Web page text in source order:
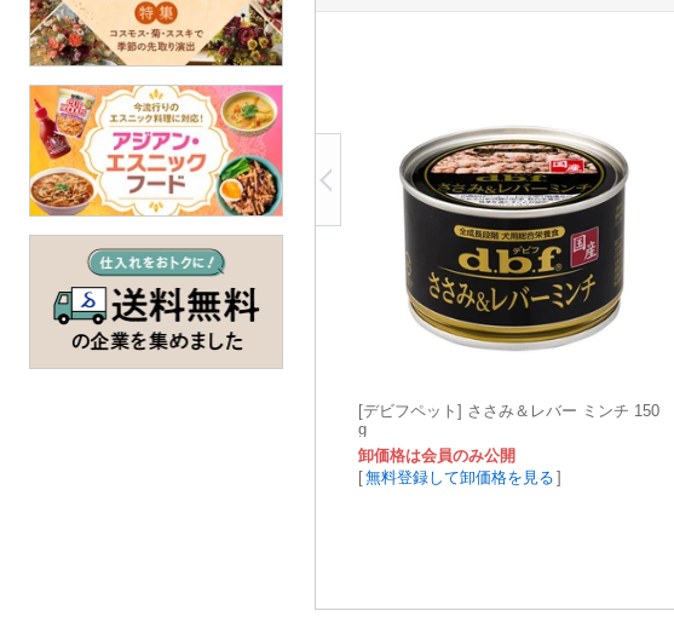
[デビフペット] ささみ＆レバー ミンチ 150
g
卸価格は会員のみ公開
[無料登録して卸価格を見る ]